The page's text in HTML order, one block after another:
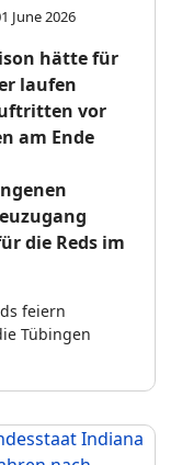
June 2026
hätte für
laufen
vor
am Ende
die Reds im
feiern
Tübingen